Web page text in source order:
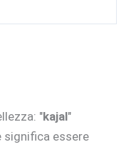
"kajal"
significa essere